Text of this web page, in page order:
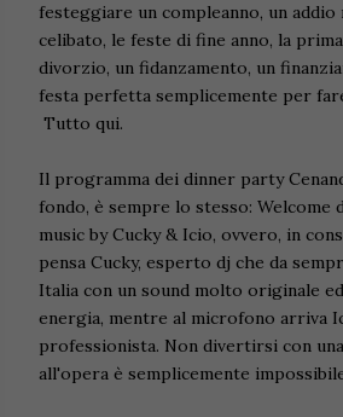
festeggiare un compleanno, un addio
celibato, le feste di fine anno, la
divorzio, un fidanzamento, un
festa perfetta semplicemente per
Tutto qui.
Il programma dei dinner party
fondo, è sempre lo stesso: Welcome
music by Cucky & Icio, ovvero, in
pensa Cucky, esperto dj che da
Italia con un sound molto originale
energia, mentre al microfono arriva
professionista. Non divertirsi con
all'opera è semplicemente